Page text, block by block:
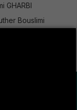
GHARBI
Bouslimi